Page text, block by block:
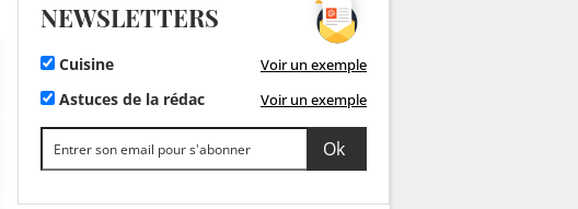
NEWSLETTERS
Cuisine Voir un exemple
Astuces de la rédac Voir un exemple